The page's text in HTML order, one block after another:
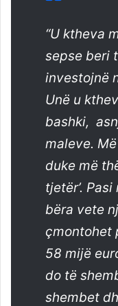
“U ktheva
sepse beri
investojnë
Unë u
bashki,
maleve.
duke më
tjetër’.
bëra vete
çmontohet
58 mijë
do të
shembet